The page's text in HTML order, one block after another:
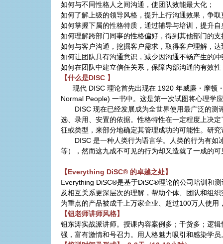
如何与不同性格人之间沟通，使团队效能最大化；
如何了解上级的领导风格，提升上行沟通效果，争取
如何掌握下属的性格特质，通过辅导与培训，提升自
如何理解跨部门同事的性格偏好，得到其他部门的支
如何与客户沟通，挖掘客户需求，取得客户理解，达
如何让团队具有沟通意识，减少因沟通不畅产生的冲
如何在团队中建立信任关系，保障内部沟通的有效性
【什么是DISC 】
现代 DISC 理论首先出现在 1920 年威廉・摩顿
Normal People) 一书中。这是第一次试图将心理学
DISC 现在已经发展成为全世界使用最广泛的测
选、录用、安置的依据。性格特性在一定程度上决
征或类型，来部分地确定其管理成功的可能性。研
DISC 是一种人类行为语言学。人类的行为有如
等），然而这九成不可见的行为却又造就了一成的可
【Everything DiSC® 的卓越之处】
Everything DiSC®是基于DiSC®理论的公司培训和
及相互关系更深层次的理解，帮助个体、团队和组
为重点的产品被成千上万家企业、超过100万人使用
【钮老师讲师风格】
钮东涛实战派讲师。授课内容案例多；干货多；逻
强，富有激情和号召力。用人格魅力吸引和感染学员